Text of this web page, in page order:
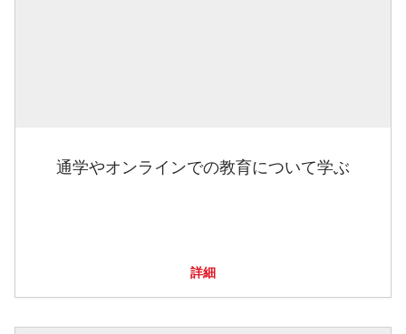
通学やオンラインでの教育について学ぶ
詳細